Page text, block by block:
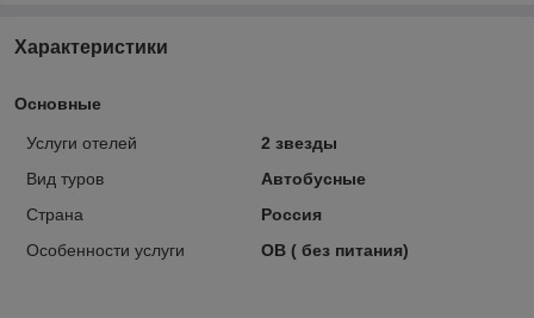
Характеристики
Основные
Услуги отелей
2 звезды
Вид туров
Автобусные
Страна
Россия
Особенности услуги
OB ( без питания)